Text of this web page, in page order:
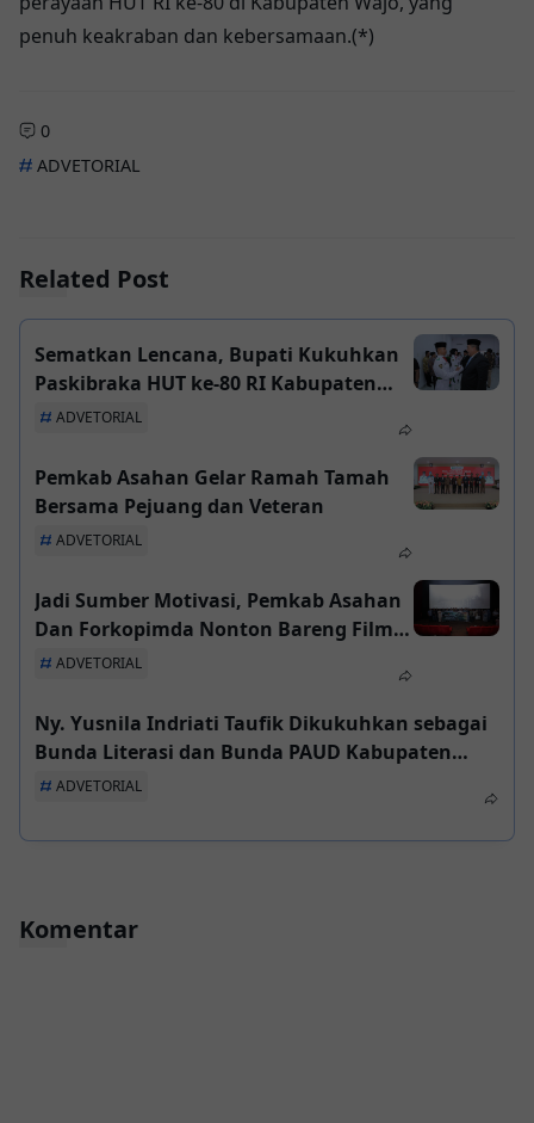
penuh keakraban dan kebersamaan.(*)
0
ADVETORIAL
Related Post
Sematkan Lencana, Bupati Kukuhkan
Paskibraka HUT ke-80 RI Kabupaten
Asahan
ADVETORIAL
Pemkab Asahan Gelar Ramah Tamah
Bersama Pejuang dan Veteran
ADVETORIAL
Jadi Sumber Motivasi, Pemkab Asahan
Dan Forkopimda Nonton Bareng Film
"Believe"
ADVETORIAL
Ny. Yusnila Indriati Taufik Dikukuhkan sebagai
Bunda Literasi dan Bunda PAUD Kabupaten
Asahan
ADVETORIAL
Komentar